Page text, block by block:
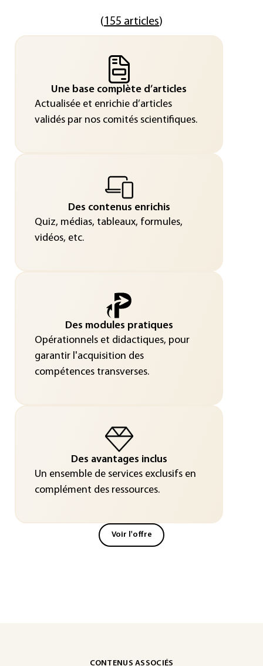
(155 articles)
Une base complète d’articles
Actualisée et enrichie d’articles
validés par nos comités scientifiques.
Des contenus enrichis
Quiz, médias, tableaux, formules,
vidéos, etc.
Des modules pratiques
Opérationnels et didactiques, pour
garantir l'acquisition des
compétences transverses.
Des avantages inclus
Un ensemble de services exclusifs en
complément des ressources.
Voir l'offre
CONTENUS ASSOCIÉS